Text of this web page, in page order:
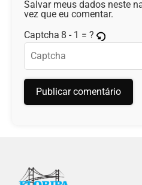
Salvar meus dados neste
vez que eu comentar.
Captcha 8 - 1 = ?